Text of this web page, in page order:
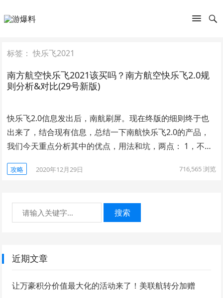
标签：快乐飞2021
南方航空快乐飞2021该买吗？南方航空快乐飞2.0规
则分析&对比(29号新版)
快乐飞2.0信息发出后，南航刷屏。现在终版的细则终于也
出来了，结合现有信息，总结一下南航快乐飞2.0的产品，
我们今天重点分析其中的优点，用法和坑，两点： 1，不…
攻略 2020年12月29日 716,565浏览
搜索
近期文章
让万豪积分价值最大化的活动来了！美联航转分加赠